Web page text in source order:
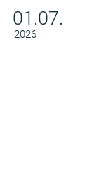
01.07.
2026